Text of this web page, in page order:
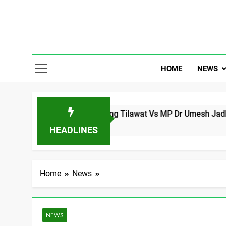
HOME NEWS
HEADLINES
है क्या ?? Amarsing Tilawat Vs MP Dr Umesh Jadhav
Home News
NEWS